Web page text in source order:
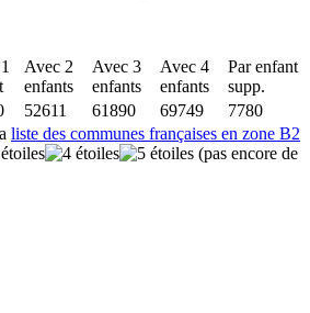
Avec 2
enfants
Avec 3
enfants
Avec 4
enfants
Par enfant
supp.
52611 61890 69749
7780
liste des communes françaises en zone B2
(pas encore de